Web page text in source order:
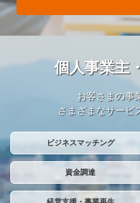
個人事業主
お客さまの事
さまざまなサービ
ビジネスマッチング
資金調達
経営支援・事業再生